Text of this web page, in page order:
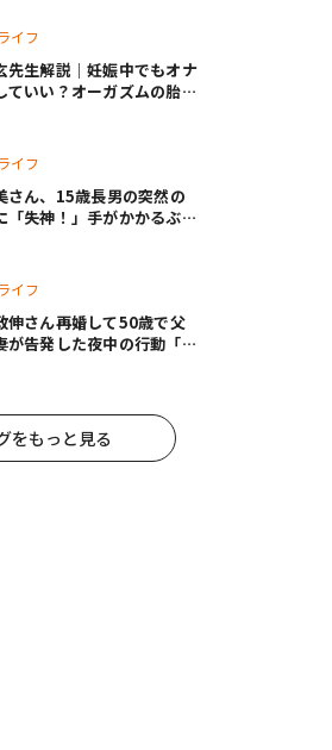
ライフ
先生解説｜妊娠中でもオナ
ていい？オーガズムの胎児
ライフ
さん、15歳長男の突然の
「失神！」手がかかるぶん
ライフ
伸さん再婚して50歳で父
が告発した夜中の行動「こ
をもっと見る